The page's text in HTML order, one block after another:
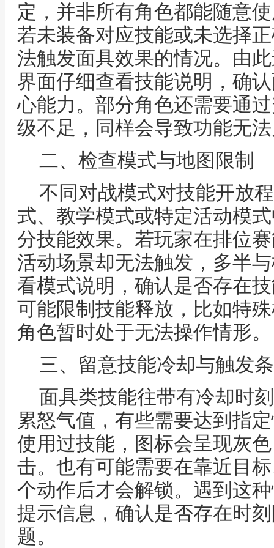
定，并非所有角色都能随意
若未装备对应技能或未选择
法触发面具效果的情况。由
界面仔细查看技能说明，确
心能力。部分角色还需要通
级不足，同样会导致功能无
二、检查模式与地图限制
不同对战模式对技能开放
式、教学模式或特定活动模
分技能效果。若玩家在排位
活动场景却无法触发，多半
看模式说明，确认是否存在
可能限制技能释放，比如特
角色暂时处于无法操作情形。
三、留意技能冷却与触发
面具类技能往带有冷却时
累怒气值，有些需要达到指
使用过技能，图标会呈现灰
击。也有可能需要在靠近目
个动作后才会解锁。遇到这
提示信息，确认是否存在时
题。